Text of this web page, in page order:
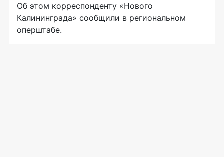
Об этом корреспонденту «Нового
Калининграда» сообщили в региональном
оперштабе.